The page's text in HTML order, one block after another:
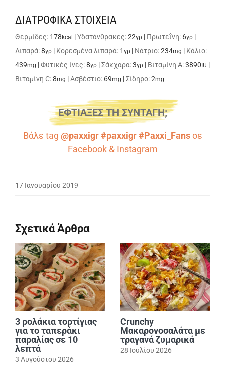
ΔΙΑΤΡΟΦΙΚΑ ΣΤΟΙΧΕΙΑ
Θερμίδες: 178kcal |Υδατάνθρακες:22γρ | Πρωτεΐνη: 6γρ |
Λιπαρά:8γρ | Κορεσμένα λιπαρά: 1 γρ | Νάτριο:234mg | Κάλιο:
439mg |Φυτικές ίνες:8γρ |Σάκχαρα:3γρ | Βιταμίνη A:3890IU |
Βιταμίνη C:8mg |Ασβέστιο: 69mg |Σίδηρο:2mg
ΕΦΤΙΑΞΕΣ ΤΗ ΣΥΝΤΑΓΗ;
Βάλε tag @paxxigr #paxxigr #Paxxi_Fansσε
Facebook& Instagram
17 Ιανουαρίου 2019
Σχετικά Άρθρα
3 ρολάκια τορτίγιας
για το ταπεράκι
παραλίας σε 10
λεπτά
3 Αυγούστου 2026
Crunchy
Μακαρονοσαλάτα με
τραγανά ζυμαρικά
28 Ιουλίου 2026